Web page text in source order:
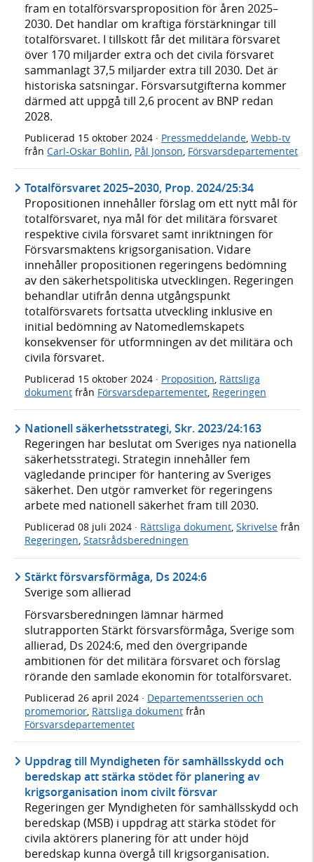
fram en totalförsvarsproposition för åren 2025–
2030. Det handlar om kraftiga förstärkningar till
totalförsvaret. I tillskott får det militära försvaret
över 170 miljarder extra och det civila försvaret
sammanlagt 37,5 miljarder extra till 2030. Det är
historiska satsningar. Försvarsutgifterna kommer
därmed att uppgå till 2,6 procent av BNP redan
2028.
Publicerad 15 oktober 2024 · Pressmeddelande, Webb-tv
från Carl-Oskar Bohlin, Pål Jonson, Försvarsdepartementet
Totalförsvaret 2025–2030, Prop. 2024/25:34
Propositionen innehåller förslag om ett nytt mål för
totalförsvaret, nya mål för det militära försvaret
respektive civila försvaret samt inriktningen för
Försvarsmaktens krigsorganisation. Vidare
innehåller propositionen regeringens bedömning
av den säkerhetspolitiska utvecklingen. Regeringen
behandlar utifrån denna utgångspunkt
totalförsvarets fortsatta utveckling inklusive en
initial bedömning av Natomedlemskapets
konsekvenser för utformningen av det militära och
civila försvaret.
Publicerad 15 oktober 2024 · Proposition Rättsliga
dokument från Försvarsdepartementet Regeringen
Nationell säkerhetsstrategi, Skr. 2023/24:163
Regeringen har beslutat om Sveriges nya nationella
säkerhetsstrategi. Strategin innehåller fem
vägledande principer för hantering av Sveriges
säkerhet. Den utgör ramverket för regeringens
arbete med nationell säkerhet fram till 2030.
Publicerad 08 juli 2024 · Rättsliga dokument, Skrivelse från
Regeringen, Statsrådsberedningen
Stärkt försvarsförmåga, Ds 2024:6
Sverige som allierad
Försvarsberedningen lämnar härmed
slutrapporten Stärkt försvarsförmåga, Sverige som
allierad, Ds 2024:6, med den övergripande
ambitionen för det militära försvaret och förslag
rörande den samlade ekonomin för totalförsvaret.
Publicerad 26 april 2024 · Departementsserien och
promemorior, Rättsliga dokument från
Försvarsdepartementet
Uppdrag till Myndigheten för samhällsskydd och
beredskap att stärka stödet för planering av
krigsorganisation inom civilt försvar
Regeringen ger Myndigheten för samhällsskydd och
beredskap (MSB) i uppdrag att stärka stödet för
civila aktörers planering för att under höjd
beredskap kunna övergå till krigsorganisation.